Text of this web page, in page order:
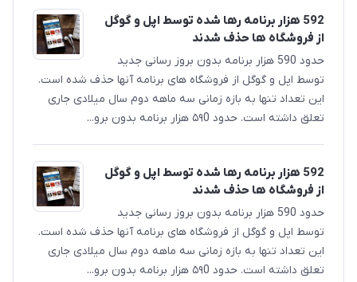
592 هزار برنامه رها شده توسط اپل و گوگل
از فروشگاه ها حذف شدند
حدود 590 هزار برنامه بدون بروز رسانی جدید
توسط اپل و گوگل از فروشگاه های برنامه آنها حذف شده است.
این تعداد تنها به بازه زمانی سه ماهه دوم سال میلادی جاری
تعلق داشته است. حدود ۵۹0 هزار برنامه بدون برو...
592 هزار برنامه رها شده توسط اپل و گوگل
از فروشگاه ها حذف شدند
حدود 590 هزار برنامه بدون بروز رسانی جدید
توسط اپل و گوگل از فروشگاه های برنامه آنها حذف شده است.
این تعداد تنها به بازه زمانی سه ماهه دوم سال میلادی جاری
تعلق داشته است. حدود ۵۹0 هزار برنامه بدون برو...